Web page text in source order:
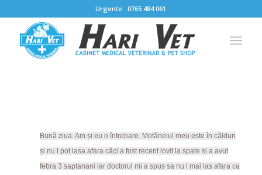
Urgente : 0765 484 061
Bună ziua. Am și eu o întrebare. Motănelul meu este în călduri
și nu l pot lasa afara căci a fost recent lovit la spate si a avut
febra 3 saptanani iar doctorul mi a spus sa nu l mai las afara ca